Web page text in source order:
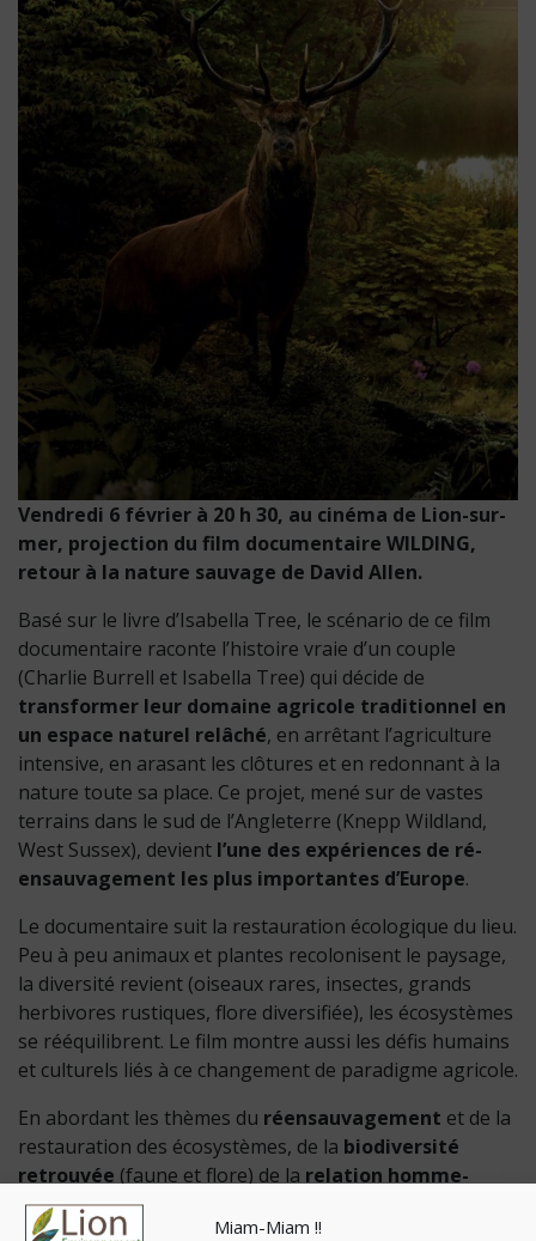
Miam-Miam !!
Vendredi 6 février à 20 h 30, au cinéma de Lion-sur-
mer, projection du film documentaire WILDING,
retour à la nature sauvage de David Allen.
Basé sur le livre d’Isabella Tree, le scénario de ce film
documentaire raconte l’histoire vraie d’un couple
(Charlie Burrell et Isabella Tree) qui décide de
transformer leur domaine agricole traditionnel en
un espace naturel relâché, en arrêtant l’agriculture
intensive, en arasant les clôtures et en redonnant à la
nature toute sa place. Ce projet, mené sur de vastes
terrains dans le sud de l’Angleterre (Knepp Wildland,
West Sussex), devient l’une des expériences de ré-
ensauvagement les plus importantes d’Europe.
Le documentaire suit la restauration écologique du lieu.
Peu à peu animaux et plantes recolonisent le paysage,
la diversité revient (oiseaux rares, insectes, grands
herbivores rustiques, flore diversifiée), les écosystèmes
se rééquilibrent. Le film montre aussi les défis humains
et culturels liés à ce changement de paradigme agricole.
En abordant les thèmes du réensauvagement et de la
restauration des écosystèmes, de la biodiversité
retrouvée (faune et flore) de la relation homme-
natureavec des modèles agricoles alternatifs, les
progrès et les résultats de ces inspirations écologiques